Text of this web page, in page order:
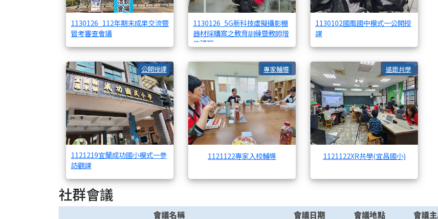
1130126_112年期末成果交流暨
管考審查會議
1130126_5G新科技虛擬攝影棚
器材採購案之教育訓練暨教師增
能研習
1130102國風國中模式一公開授
課
公開授課 1121219宜蘭成功國小模式一參訪觀課
1121219宜蘭成功國小模式一參
訪觀課
專家輔導 1121122專家入校輔導
1121122專家入校輔導
遠距共學
1121122XR共學(宜昌國小)
社群會議
會議名稱 會議日期 會議地點 會議